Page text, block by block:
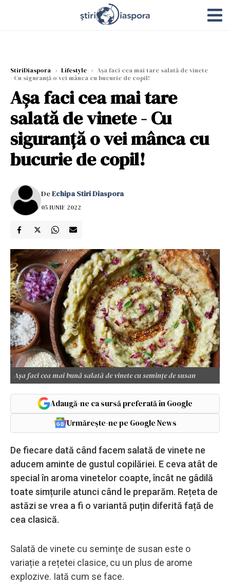
StiriDiaspora › Lifestyle › Așa faci cea mai tare salată de vinete
- Cu siguranță o vei mânca cu bucurie de copil!
Așa faci cea mai tare
salată de vinete - Cu
siguranță o vei mânca cu
bucurie de copil!
DeEchipa Stiri Diaspora
05 IUNIE 2022
Așa faci cea mai bună salată de vinete cu semințe de susan
Adaugă-ne ca sursă preferată în Google
Urmărește-ne pe Google News
De fiecare dată când facem salată de vinete ne
aducem aminte de gustul copilăriei. E ceva atât de
special în aroma vinetelor coapte, încât ne gâdilă
toate simțurile atunci când le preparăm. Rețeta de
astăzi se vrea a fi o variantă puțin diferită față de
cea clasică.
Salată de vinete cu semințe de susan este o
variație a rețetei clasice, cu un plus de arome
explozive. Iată cum se face.